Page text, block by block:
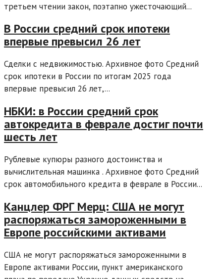
третьем чтении закон, поэтапно ужесточающий...
В России средний срок ипотеки
впервые превысил 26 лет
Сделки с недвижимостью. Архивное фото Средний
срок ипотеки в России по итогам 2025 года
впервые превысил 26 лет,...
НБКИ: в России средний срок
автокредита в феврале достиг почти
шесть лет
Рублевые купюры разного достоинства и
вычислительная машинка . Архивное фото Средний
срок автомобильного кредита в феврале в России...
Канцлер ФРГ Мерц: США не могут
распоряжаться замороженными в
Европе российскими активами
США не могут распоряжаться замороженными в
Европе активами России, пункт американского